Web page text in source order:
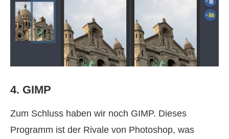
4. GIMP
Zum Schluss haben wir noch GIMP. Dieses
Programm ist der Rivale von Photoshop, was